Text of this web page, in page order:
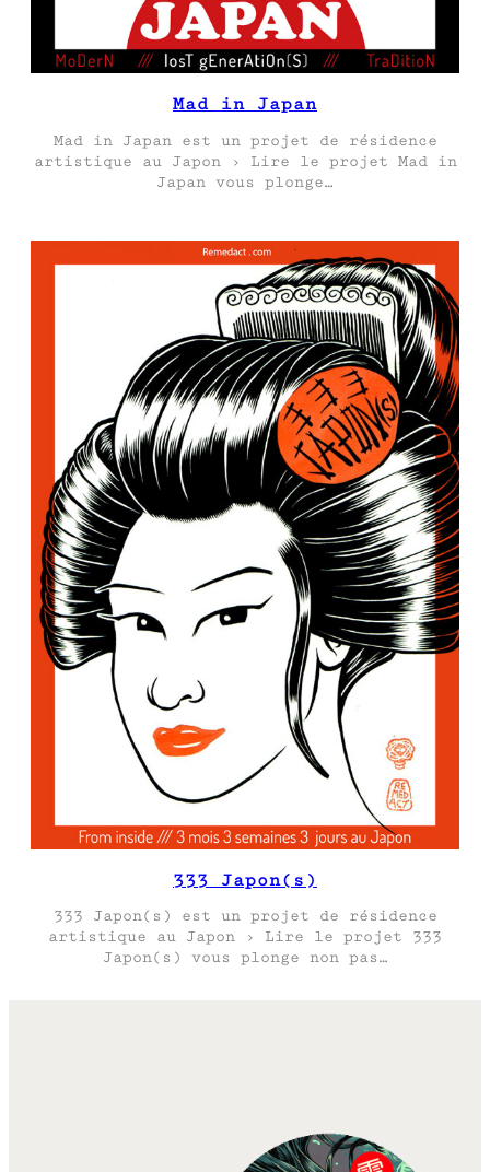
Mad in Japan
Mad in Japan est un projet de résidence
artistique au Japon › Lire le projet Mad in
Japan vous plonge…
333 Japon(s)
333 Japon(s) est un projet de résidence
artistique au Japon › Lire le projet 333
Japon(s) vous plonge non pas…